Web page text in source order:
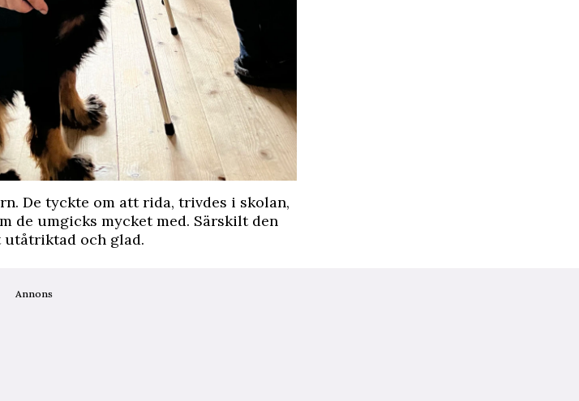
De tyckte om att rida, trivdes i skolan,
de umgicks mycket med. Särskilt den
och glad.
Annons